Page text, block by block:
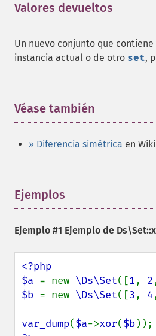
Valores devueltos
Un nuevo conjunto que
instancia actual o de otro set,
Véase también
» Diferencia simétrica en
Ejemplos
Ejemplo #1 Ejemplo de
<?php
$a = new \Ds\Set([1, 2
$b = new \Ds\Set([3, 4
var_dump($a->xor($b